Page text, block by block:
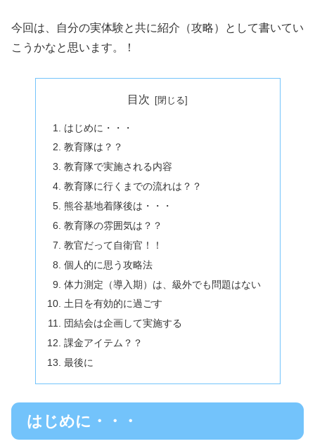
今回は、自分の実体験と共に紹介（攻略）として書いてい
こうかなと思います。！
目次
はじめに・・・
教育隊は？？
教育隊で実施される内容
教育隊に行くまでの流れは？？
熊谷基地着隊後は・・・
教育隊の雰囲気は？？
教官だって自衛官！！
個人的に思う攻略法
体力測定（導入期）は、級外でも問題はない
土日を有効的に過ごす
団結会は企画して実施する
課金アイテム？？
最後に
はじめに・・・